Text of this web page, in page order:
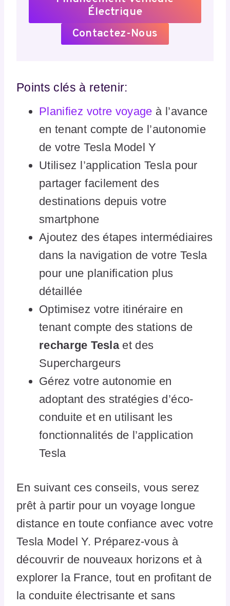
Électrique
Contactez-Nous
Points clés à retenir:
Planifiez votre voyage à l’avance
en tenant compte de l’autonomie
de votre Tesla Model Y
Utilisez l’application Tesla pour
partager facilement des
destinations depuis votre
smartphone
Ajoutez des étapes intermédiaires
dans la navigation de votre Tesla
pour une planification plus
détaillée
Optimisez votre itinéraire en
tenant compte des stations de
recharge Teslaet des
Superchargeurs
Gérez votre autonomie en
adoptant des stratégies d’éco-
conduite et en utilisant les
fonctionnalités de l’application
Tesla
En suivant ces conseils, vous serez
prêt à partir pour un voyage longue
distance en toute confiance avec votre
Tesla Model Y. Préparez-vous à
découvrir de nouveaux horizons et à
explorer la France, tout en profitant de
la conduite électrisante et sans